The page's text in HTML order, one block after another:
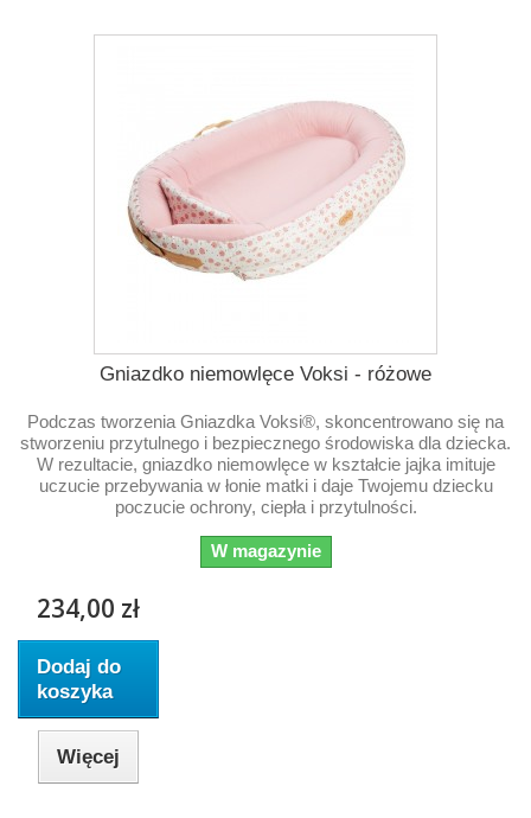
Gniazdko niemowlęce Voksi - różowe
Podczas tworzenia Gniazdka Voksi®, skoncentrowano się na
stworzeniu przytulnego i bezpiecznego środowiska dla dziecka.
W rezultacie, gniazdko niemowlęce w kształcie jajka imituje
uczucie przebywania w łonie matki i daje Twojemu dziecku
poczucie ochrony, ciepła i przytulności.
W magazynie
234,00 zł
Dodaj do
koszyka
Więcej